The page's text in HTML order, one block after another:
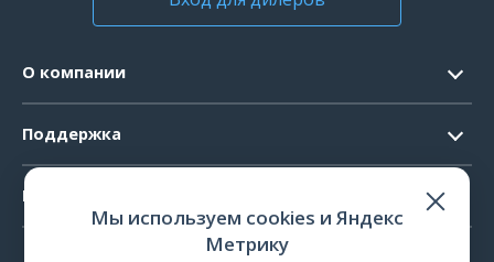
О компании
Официальные документы
Поддержка
Системные требования
Продукты
Мы используем cookies и Яндекс
Метрику